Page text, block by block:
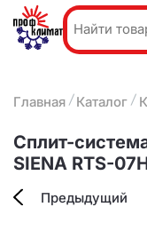
О
Главная Каталог
Сплит-
SIENA RTS-
Предыдущий